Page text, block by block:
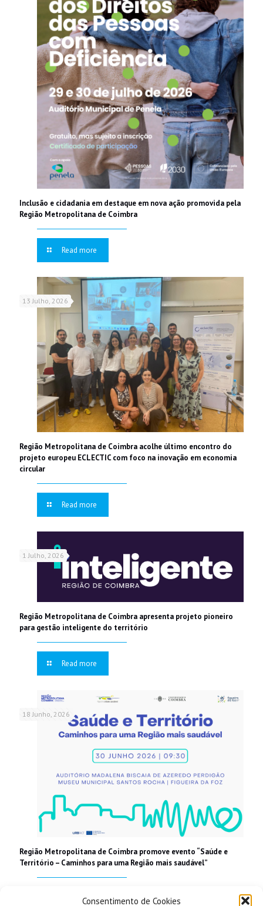
Consentimento de Cookies
Inclusão e cidadania em destaque em nova ação promovida pela
Região Metropolitana de Coimbra
Read more
13 Julho, 2026
Região Metropolitana de Coimbra acolhe último encontro do
projeto europeu ECLECTIC com foco na inovação em economia
circular
Read more
1 Julho, 2026
Região Metropolitana de Coimbra apresenta projeto pioneiro
para gestão inteligente do território
Read more
18 Junho, 2026
Região Metropolitana de Coimbra promove evento “Saúde e
Território – Caminhos para uma Região mais saudável”
Read more